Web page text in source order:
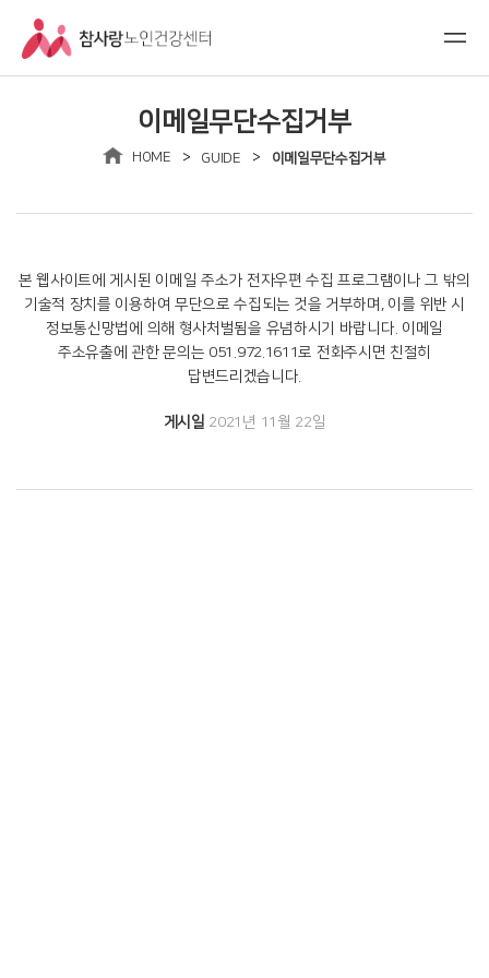
이메일무단수집거부
HOME > GUIDE > 이메일무단수집거부
본 웹사이트에 게시된 이메일 주소가 전자우편 수집 프로그램이나 그 밖의
기술적 장치를 이용하여 무단으로 수집되는 것을 거부하며,이를 위반 시
정보통신망법에 의해 형사처벌됨을 유념하시기 바랍니다. 이메일
주소유출에 관한 문의는 051.972.1611로 전화주시면 친절히
답변드리겠습니다.
게시일 2021년 11월 22일